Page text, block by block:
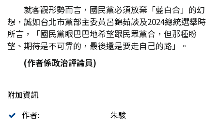
就客觀形勢而言，國民黨必須放棄「藍白合」的幻
想，誠如台北市黨部主委黃呂錦茹談及2024總統選舉時
所言，「國民黨眼巴巴地希望跟民眾黨合，但那種盼
望、期待是不可靠的，最後還是要走自己的路」。
(作者係政治評論員)
附加資訊
作者:
朱駿